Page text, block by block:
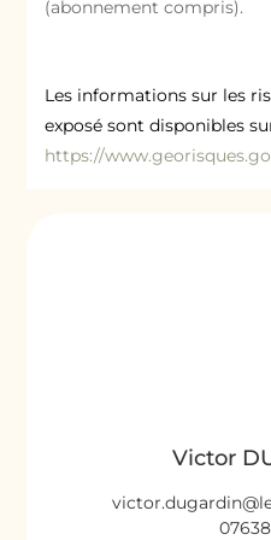
(abonnement compris).
Les informations sur les
exposé sont disponibles
https://
Victor